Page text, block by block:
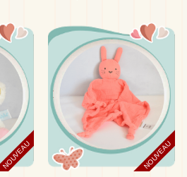
NOUVEAU NOUVEAU